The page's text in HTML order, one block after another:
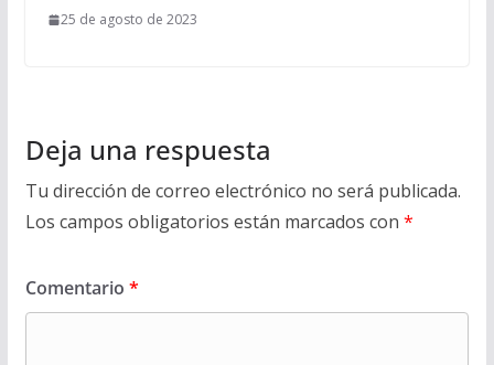
25 de agosto de 2023
Deja una respuesta
Tu dirección de correo electrónico no será publicada.
Los campos obligatorios están marcados con *
Comentario *